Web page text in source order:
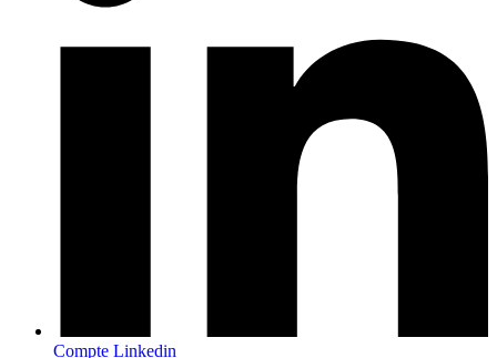
Compte Linkedin